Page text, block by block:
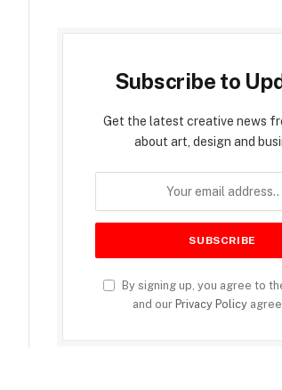
Subscribe to
Get the latest creative news
about art, design and
By signing up, you agree to
and our Privacy Policy